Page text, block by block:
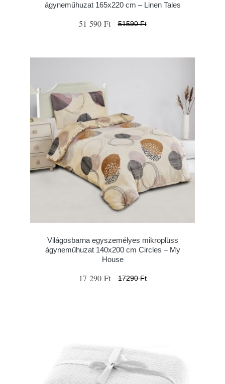
ágyneműhuzat 165x220 cm – Linen Tales
51 590 Ft 51590 Ft
Világosbarna egyszemélyes mikroplüss
ágyneműhuzat 140x200 cm Circles – My
House
17 290 Ft 17290 Ft